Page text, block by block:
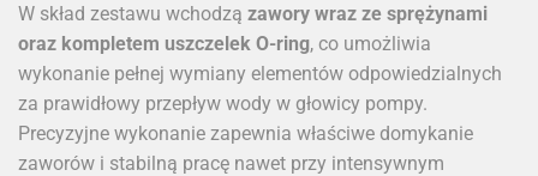
W skład zestawu wchodzą zawory wraz ze sprężynami
oraz kompletem uszczelek O-ring, co umożliwia
wykonanie pełnej wymiany elementów odpowiedzialnych
za prawidłowy przepływ wody w głowicy pompy.
Precyzyjne wykonanie zapewnia właściwe domykanie
zaworów i stabilną pracę nawet przy intensywnym